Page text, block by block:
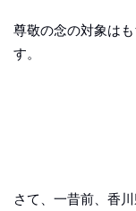
尊敬の念の対象は
す。
さて、一昔前、香